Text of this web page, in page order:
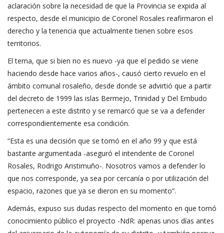
aclaración sobre la necesidad de que la Provincia se expida al
respecto, desde el municipio de Coronel Rosales reafirmaron el
derecho y la tenencia que actualmente tienen sobre esos
territorios.
El tema, que si bien no es nuevo -ya que el pedido se viene
haciendo desde hace varios años-, causó cierto revuelo en el
ámbito comunal rosaleño, desde donde se advirtió que a partir
del decreto de 1999 las islas Bermejo, Trinidad y Del Embudo
pertenecen a este distrito y se remarcó que se va a defender
correspondientemente esa condición.
“Esta es una decisión que se tomó en el año 99 y que está
bastante argumentada -aseguró el intendente de Coronel
Rosales, Rodrigo Aristimuño-. Nosotros vamos a defender lo
que nos corresponde, ya sea por cercanía o por utilización del
espacio, razones que ya se dieron en su momento”.
Además, expuso sus dudas respecto del momento en que tomó
conocimiento público el proyecto -NdR: apenas unos días antes